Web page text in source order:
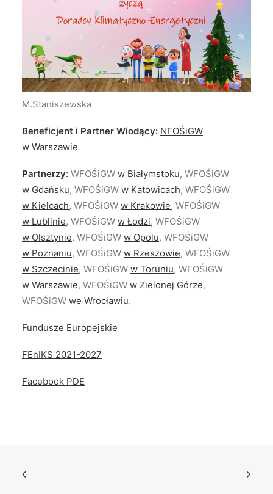
M.Staniszewska
Beneficjent i Partner Wiodący: NFOŚiGW
w Warszawie
Partnerzy: WFOŚiGW w Białymstoku, WFOŚiGW
w Gdańsku, WFOŚiGW w Katowicach, WFOŚiGW
w Kielcach, WFOŚiGW w Krakowie, WFOŚiGW
w Lublinie, WFOŚiGW w Łodzi, WFOŚiGW
w Olsztynie, WFOŚiGW w Opolu, WFOŚiGW
w Poznaniu, WFOŚiGW w Rzeszowie, WFOŚiGW
w Szczecinie, WFOŚiGW w Toruniu, WFOŚiGW
w Warszawie, WFOŚiGW w Zielonej Górze,
WFOŚiGW we Wrocławiu.
Fundusze Europejskie
FEnIKS 2021-2027
Facebook PDE